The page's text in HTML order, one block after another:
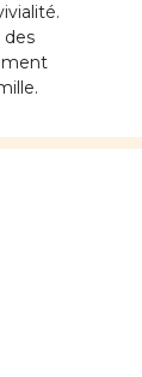
des